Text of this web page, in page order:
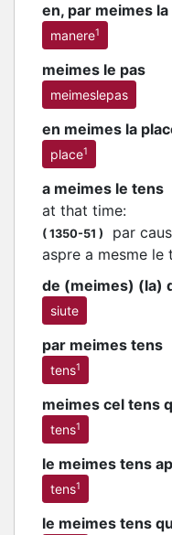
en, par meimes
manere1
meimes le pas
meimeslepas
en meimes la
place1
a meimes le tens
at that time:
( 1350-51 )
par
aspre a mesme le
de (meimes) (la)
siute
par meimes tens
tens1
meimes cel tens
tens1
le meimes tens
tens1
le meimes tens